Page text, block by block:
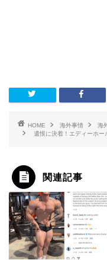
HOME 海外事情
海
遺恨に決着！エディーホ
関連記事